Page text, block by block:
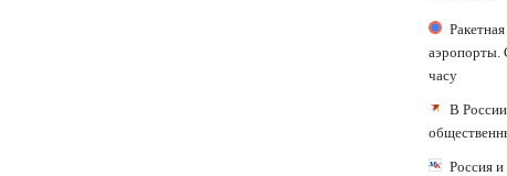
аэропорты.
часу
В
Россия